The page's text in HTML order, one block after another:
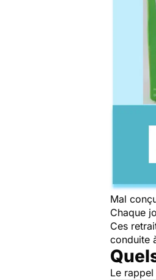
Mal
Chaque
Ces
conduite
Le